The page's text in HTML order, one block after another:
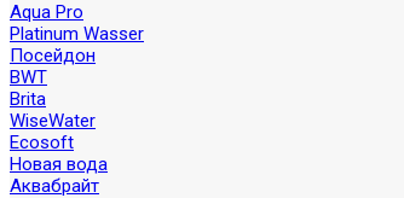
Aqua Pro
Platinum Wasser
Посейдон
BWT
Brita
WiseWater
Ecosoft
Новая вода
Аквабрайт